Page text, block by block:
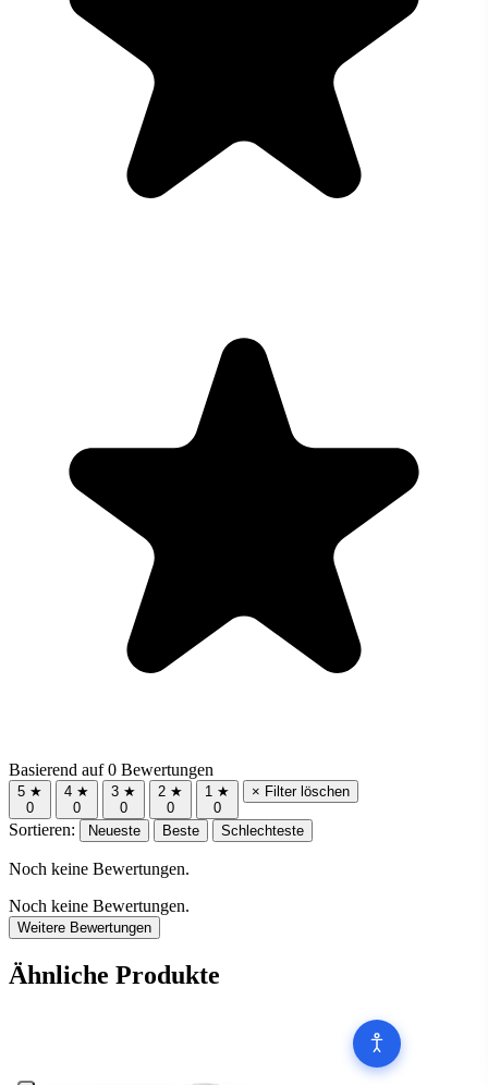
Basierend auf 0 Bewertungen
5 ★
0
4 ★
0
3 ★
0
2 ★
0
1 ★
0
× Filter löschen
Sortieren: Neueste Beste Schlechteste
Noch keine Bewertungen.
Noch keine Bewertungen.
Weitere Bewertungen
Ähnliche Produkte